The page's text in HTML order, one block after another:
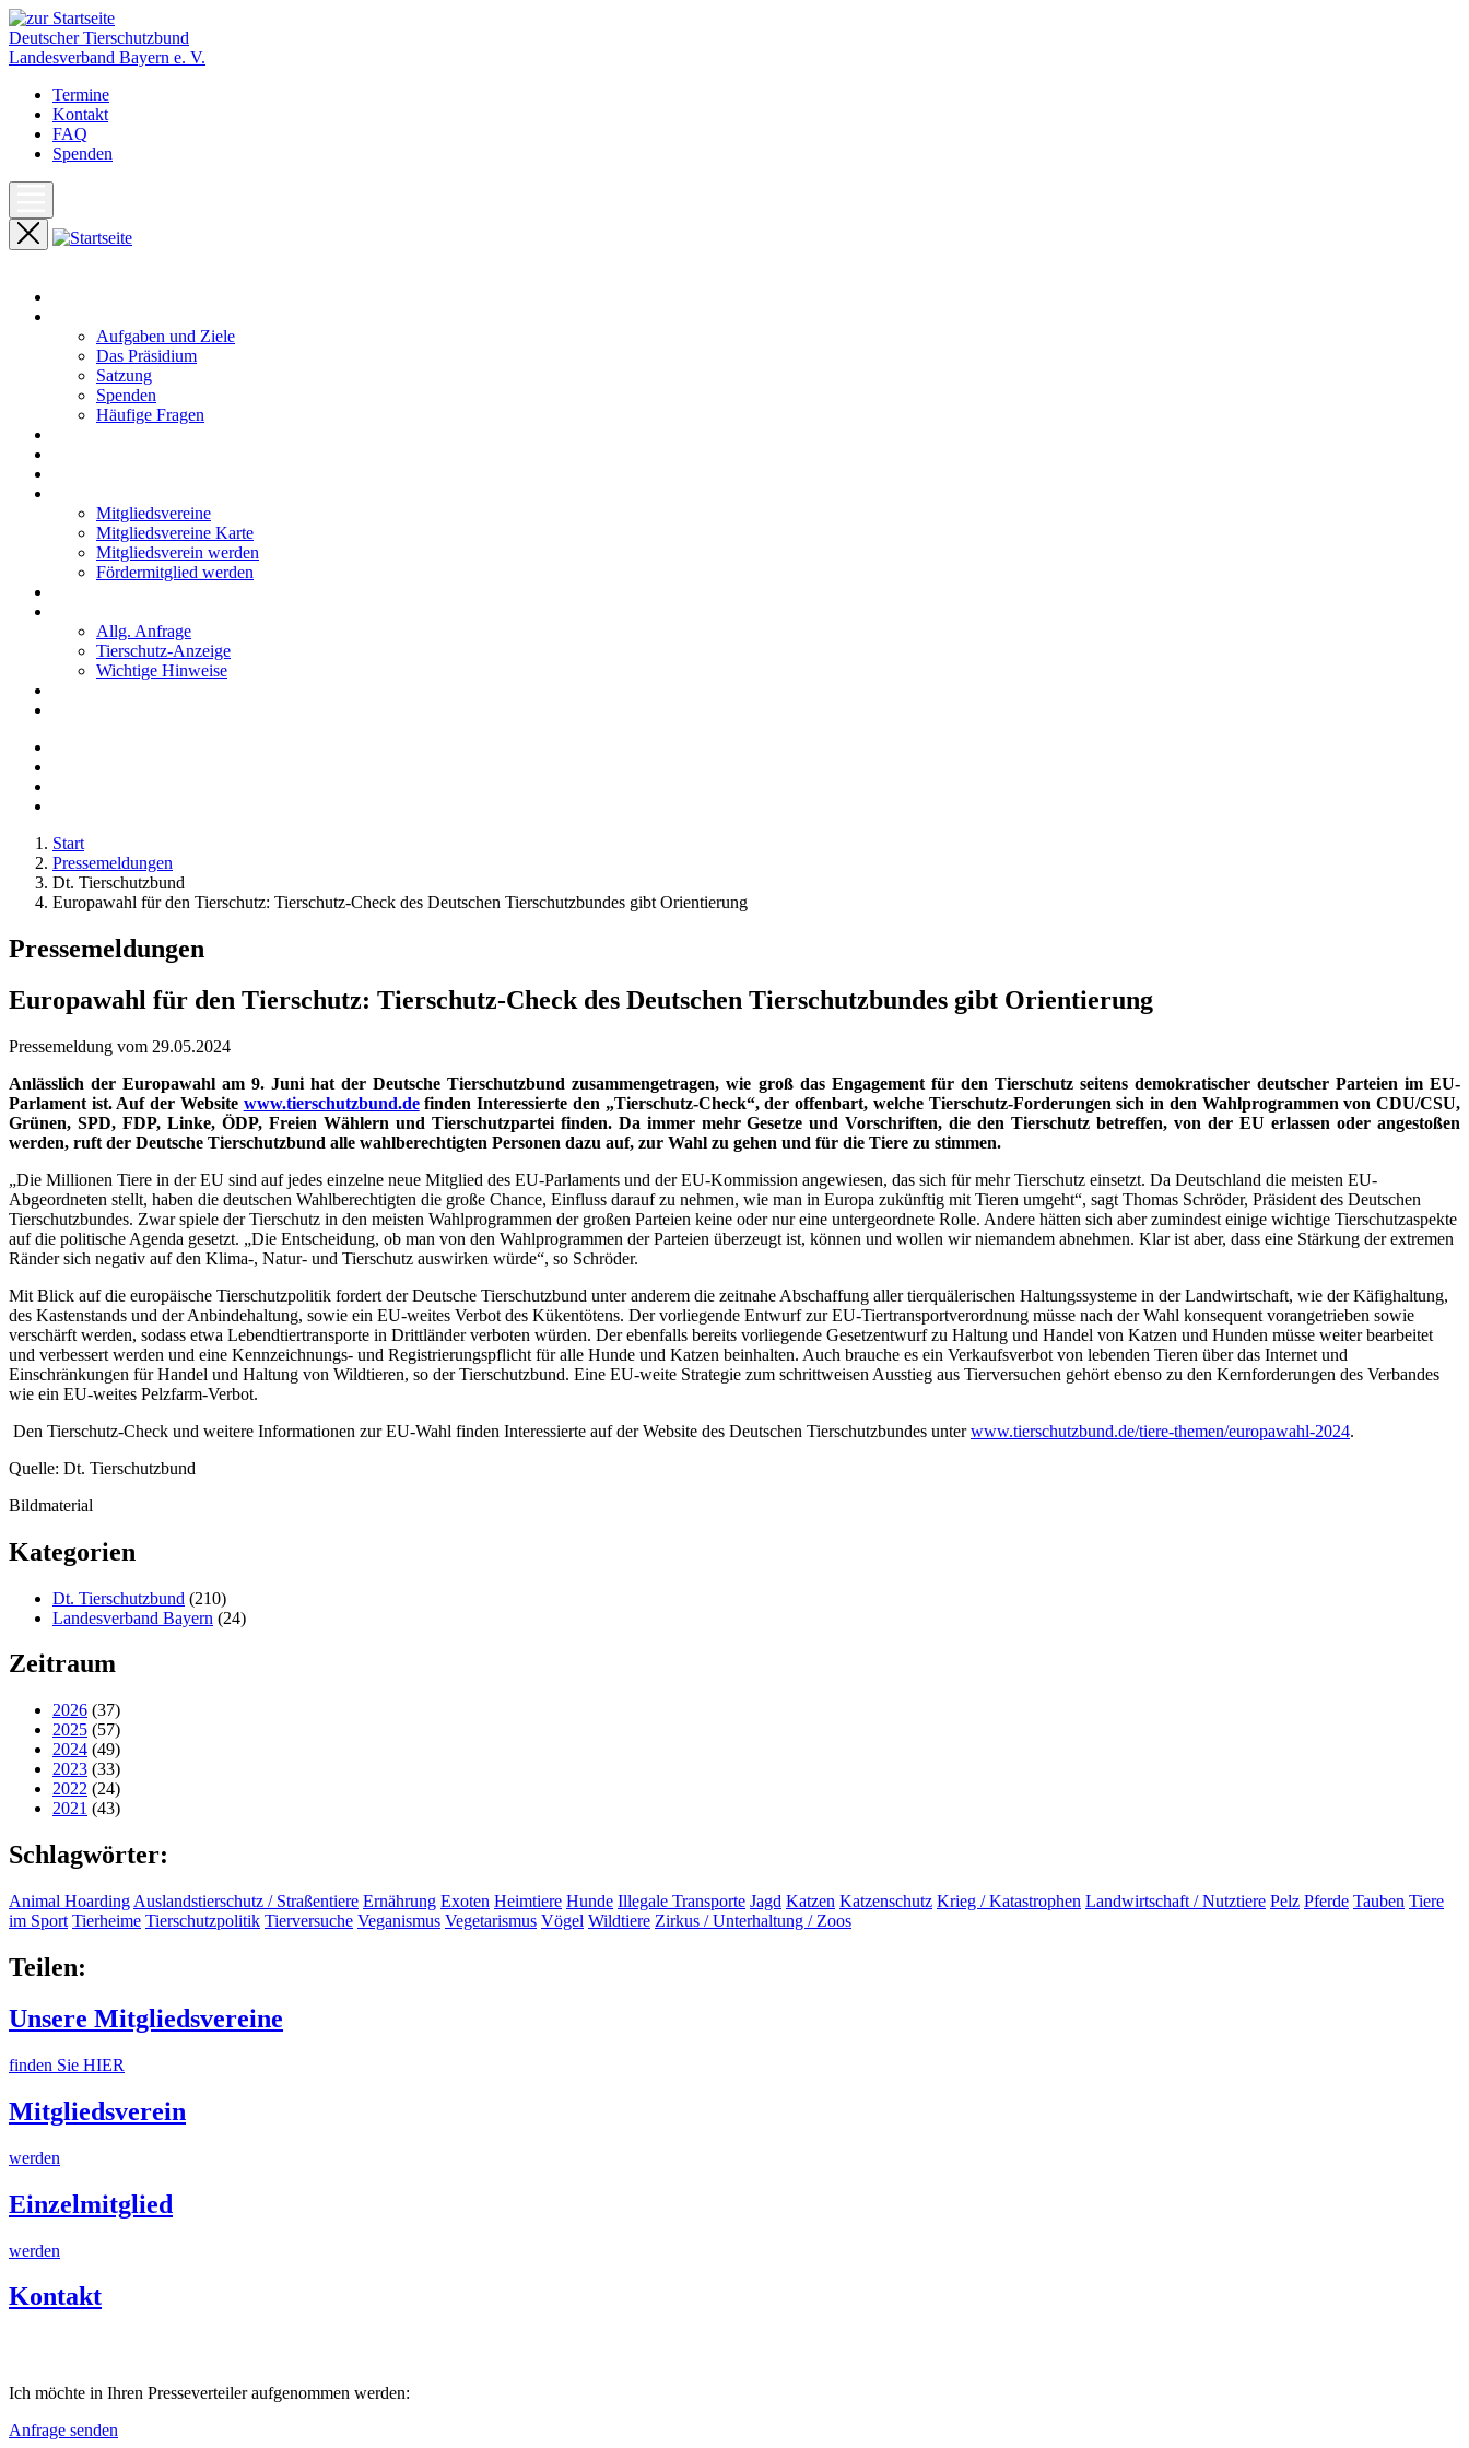
Deutscher Tierschutzbund
Landesverband Bayern e. V.
Termine
Kontakt
FAQ
Spenden
Aufgaben und Ziele
Das Präsidium
Satzung
Spenden
Häufige Fragen
Mitgliedsvereine
Mitgliedsvereine Karte
Mitgliedsverein werden
Fördermitglied werden
Allg. Anfrage
Tierschutz-Anzeige
Wichtige Hinweise
Start
Pressemeldungen
Dt. Tierschutzbund
Europawahl für den Tierschutz: Tierschutz-Check des Deutschen Tierschutzbundes gibt Orientierung
Pressemeldungen
Europawahl für den Tierschutz: Tierschutz-Check des Deutschen Tierschutzbundes gibt Orientierung
Pressemeldung vom 29.05.2024
Anlässlich der Europawahl am 9. Juni hat der Deutsche Tierschutzbund zusammengetragen, wie groß das Engagement für den Tierschutz seitens demokratischer deutscher Parteien im EU-
Parlament ist. Auf der Website www.tierschutzbund.definden Interessierte den „Tierschutz-Check“, der offenbart, welche Tierschutz-Forderungen sich in den Wahlprogrammen von CDU/CSU,
Grünen, SPD, FDP, Linke, ÖDP, Freien Wählern und Tierschutzpartei finden. Da immer mehr Gesetze und Vorschriften, die den Tierschutz betreffen, von der EU erlassen oder angestoßen
werden, ruft der Deutsche Tierschutzbund alle wahlberechtigten Personen dazu auf, zur Wahl zu gehen und für die Tiere zu stimmen.
„Die Millionen Tiere in der EU sind auf jedes einzelne neue Mitglied des EU-Parlaments und der EU-Kommission angewiesen, das sich für mehr Tierschutz einsetzt. Da Deutschland die meisten EU-
Abgeordneten stellt, haben die deutschen Wahlberechtigten die große Chance, Einfluss darauf zu nehmen, wie man in Europa zukünftig mit Tieren umgeht“, sagt Thomas Schröder, Präsident des Deutschen
Tierschutzbundes. Zwar spiele der Tierschutz in den meisten Wahlprogrammen der großen Parteien keine oder nur eine untergeordnete Rolle. Andere hätten sich aber zumindest einige wichtige Tierschutzaspekte
auf die politische Agenda gesetzt. „Die Entscheidung, ob man von den Wahlprogrammen der Parteien überzeugt ist, können und wollen wir niemandem abnehmen. Klar ist aber, dass eine Stärkung der extremen
Ränder sich negativ auf den Klima-, Natur- und Tierschutz auswirken würde“, so Schröder.
Mit Blick auf die europäische Tierschutzpolitik fordert der Deutsche Tierschutzbund unter anderem die zeitnahe Abschaffung aller tierquälerischen Haltungssysteme in der Landwirtschaft, wie der Käfighaltung,
des Kastenstands und der Anbindehaltung, sowie ein EU-weites Verbot des Kükentötens. Der vorliegende Entwurf zur EU-Tiertransportverordnung müsse nach der Wahl konsequent vorangetrieben sowie
verschärft werden, sodass etwa Lebendtiertransporte in Drittländer verboten würden. Der ebenfalls bereits vorliegende Gesetzentwurf zu Haltung und Handel von Katzen und Hunden müsse weiter bearbeitet
und verbessert werden und eine Kennzeichnungs- und Registrierungspflicht für alle Hunde und Katzen beinhalten. Auch brauche es ein Verkaufsverbot von lebenden Tieren über das Internet und
Einschränkungen für Handel und Haltung von Wildtieren, so der Tierschutzbund. Eine EU-weite Strategie zum schrittweisen Ausstieg aus Tierversuchen gehört ebenso zu den Kernforderungen des Verbandes
wie ein EU-weites Pelzfarm-Verbot.
Den Tierschutz-Check und weitere Informationen zur EU-Wahl finden Interessierte auf der Website des Deutschen Tierschutzbundes unterwww.tierschutzbund.de/tiere-themen/europawahl-2024.
Quelle: Dt. Tierschutzbund
Bildmaterial
Kategorien
Dt. Tierschutzbund (210)
Landesverband Bayern (24)
Zeitraum
2026 (37)
2025 (57)
2024 (49)
2023 (33)
2022 (24)
2021 (43)
Schlagwörter:
Animal Hoarding Auslandstierschutz / Straßentiere Ernährung Exoten Heimtiere Hunde Illegale Transporte Jagd Katzen Katzenschutz Krieg / Katastrophen Landwirtschaft / Nutztiere Pelz Pferde Tauben Tiere
im Sport Tierheime Tierschutzpolitik Tierversuche Veganismus Vegetarismus Vögel Wildtiere Zirkus / Unterhaltung / Zoos
Teilen:
Unsere Mitgliedsvereine
finden Sie HIER
Mitgliedsverein
werden
Einzelmitglied
werden
Kontakt
Ich möchte in Ihren Presseverteiler aufgenommen werden:
Anfrage senden